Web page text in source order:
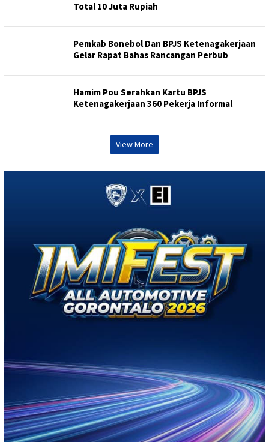
Total 10 Juta Rupiah
Pemkab Bonebol Dan BPJS Ketenagakerjaan
Gelar Rapat Bahas Rancangan Perbub
Hamim Pou Serahkan Kartu BPJS
Ketenagakerjaan 360 Pekerja Informal
View More